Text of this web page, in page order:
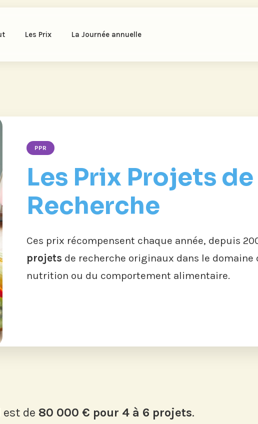
Les Prix La Journée annuelle
PPR
Les Prix Projets de
Recherche
Ces prix récompensent chaque année, depuis
projets de recherche originaux dans le domaine
nutrition ou du comportement alimentaire.
de 80 000 € pour 4 à 6 projets.